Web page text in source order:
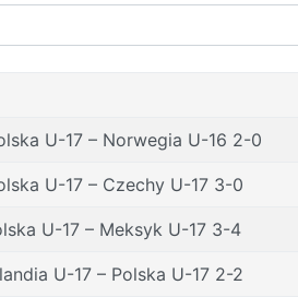
U-17 – Norwegia U-16 2-0
U-17 – Czechy U-17 3-0
U-17 – Meksyk U-17 3-4
U-17 – Polska U-17 2-2